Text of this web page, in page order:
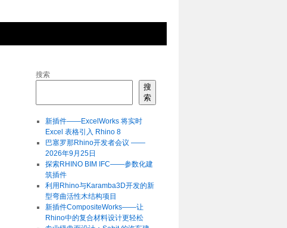
搜索
搜
索
新插件——ExcelWorks 将实时
Excel 表格引入 Rhino 8
巴塞罗那Rhino开发者会议 ——
2026年9月25日
探索RHINO BIM IFC——参数化建
筑插件
利用Rhino与Karamba3D开发的新
型弯曲活性木结构项目
新插件CompositeWorks——让
Rhino中的复合材料设计更轻松